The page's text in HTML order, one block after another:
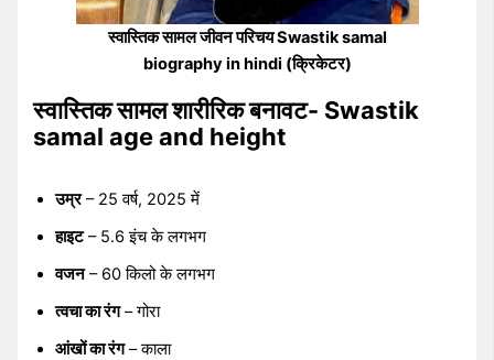
स्वास्तिक सामल जीवन परिचय Swastik samal
biography in hindi (क्रिकेटर)
स्वास्तिक सामल शारीरिक बनावट- Swastik
samal age and height
उम्र– 25 वर्ष, 2025 में
हाइट– 5.6 इंच के लगभग
वजन– 60 किलो के लगभग
त्वचा का रंग– गोरा
आंखों का रंग– काला